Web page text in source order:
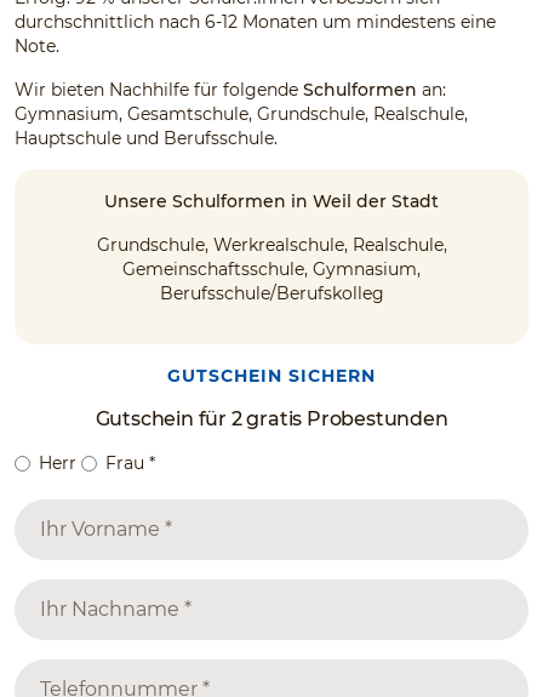
durchschnittlich nach 6-12 Monaten um mindestens eine
Note.
Wir bieten Nachhilfe für folgende Schulformen an:
Gymnasium, Gesamtschule, Grundschule, Realschule,
Hauptschule und Berufsschule.
Unsere Schulformen in Weil der Stadt
Grundschule, Werkrealschule, Realschule,
Gemeinschaftsschule, Gymnasium,
Berufsschule/Berufskolleg
GUTSCHEIN SICHERN
Gutschein für 2 gratis Probestunden
Herr Frau *